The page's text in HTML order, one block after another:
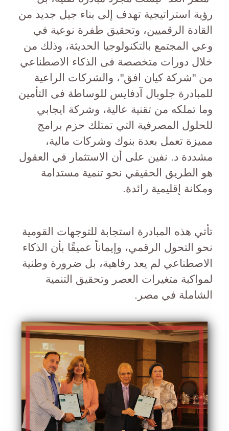
رؤية استراتيجية تهدف إلى بناء جيل جديد من
القادة الرقميين، وتحقيق طفرة نوعية في
وعي المجتمع بالتكنولوجيا الحديثة، وذلك من
خلال دورات متخصصة فى الذكاء الاصطناعي
من "شركة كيان افق"، والشركات الراعية
للمبادرة جلوبال آدفايس للوساطة فى التأمين
وما تملكه من تقنية عالية، وشركة ايجابي
للحلول المصرفية التي تمتلك حزم برامج
مميزة تعمل بعدة بنوك وشركات مالية،
مشددة د. نفين على أن الاستثمار في العقول
هو الطريق الحقيقي نحو تنمية مستدامة
ومكانة إقليمية رائدة.
تأتي هذه المبادرة استجابة للتوجهات القومية
نحو التحول الرقمي، وإيماناً عميقًا بأن الذكاء
الاصطناعي لم يعد رفاهية، بل ضرورة وطنية
لمواكبة متغيرات العصر وتحقيق التنمية
الشاملة في مصر.